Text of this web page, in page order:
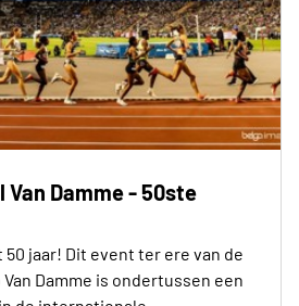
Van Damme - 50ste
50 jaar! Dit event ter ere van de
Damme is ondertussen een